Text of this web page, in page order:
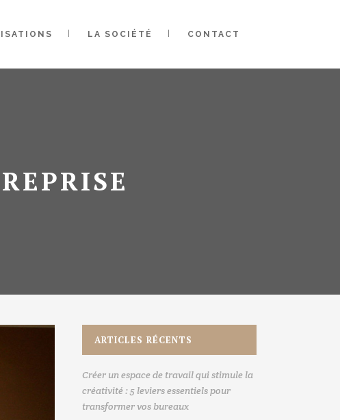
LA SOCIÉTÉ CONTACT
ARTICLES RÉCENTS
Créer un espace de travail qui stimule la
créativité : 5 leviers essentiels pour
transformer vos bureaux